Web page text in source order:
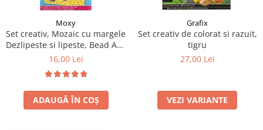
Moxy
Set creativ, Mozaic cu margele
Dezlipeste si lipeste, Bead Art,
unicorn, A5
16,00 Lei
ADAUGĂ ÎN COȘ
Grafix
Set creativ de colorat si razuit,
tigru
27,00 Lei
VEZI VARIANTE